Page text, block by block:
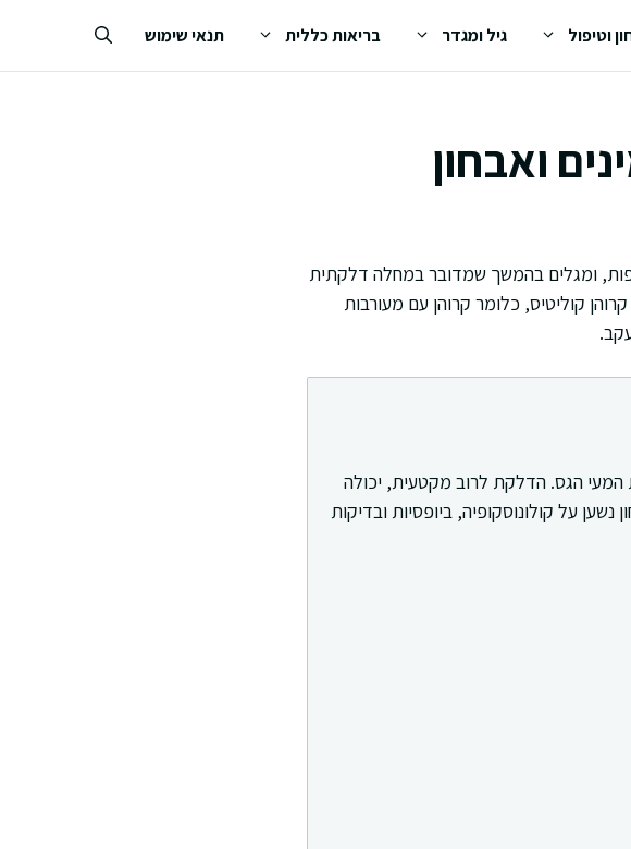
וטיפול גיל ומגדר בריאות כללית תנאי שימוש
ואבחון
ומגלים בהמשך שמדובר במחלה דלקתית
קוליטיס, כלומר קרוהן עם מעורבות
הגס. הדלקת לרוב מקטעית, יכולה
על קולונוסקופיה, ביופסיות ובדיקות